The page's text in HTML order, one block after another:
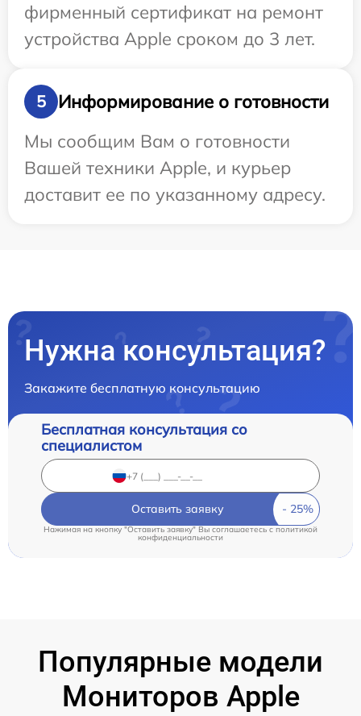
фирменный сертификат на ремонт
устройства Apple сроком до 3 лет.
5
Информирование о готовности
Мы сообщим Вам о готовности
Вашей техники Apple, и курьер
доставит ее по указанному адресу.
Нужна консультация?
Закажите бесплатную консультацию
Бесплатная консультация со
специалистом
Оставить заявку
Нажимая на кнопку "Оставить заявку" Вы соглашаетесь cполитикой
конфиденциальности
Популярные модели
Мониторов Apple